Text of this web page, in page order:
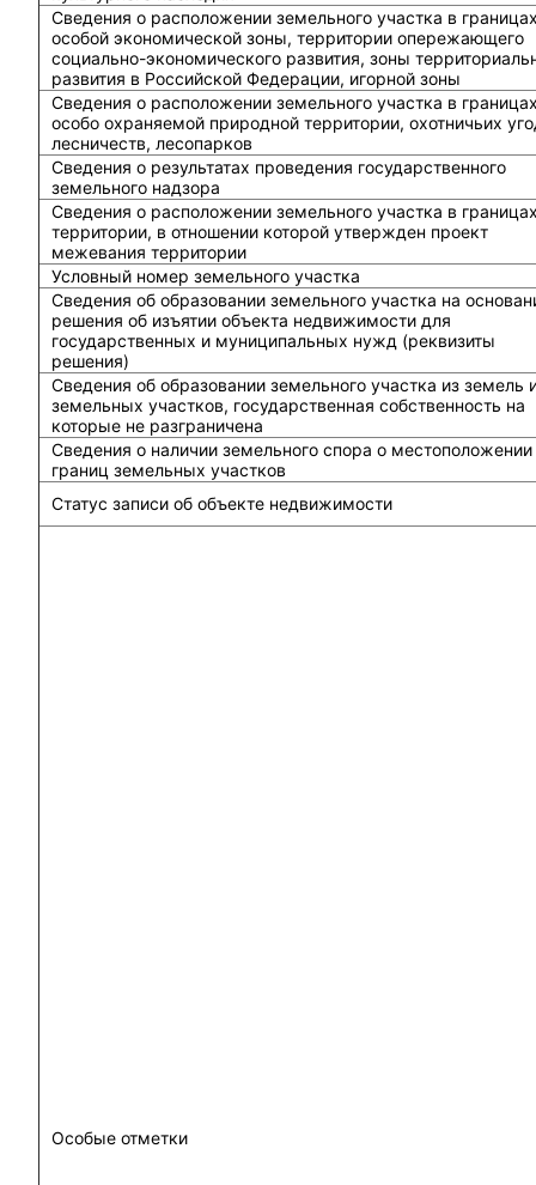
Сведения о расположении земельного участка в
особой экономической зоны, территории опережающего
социально-экономического развития, зоны
развития в Российской Федерации, игорной зоны
Сведения о расположении земельного участка в
особо охраняемой природной территории, охотничьих
лесничеств, лесопарков
Сведения о результатах проведения государственного
земельного надзора
Сведения о расположении земельного участка в
территории, в отношении которой утвержден проект
межевания территории
Условный номер земельного участка
Сведения об образовании земельного участка на
решения об изъятии объекта недвижимости для
государственных и муниципальных нужд (реквизиты
решения)
Сведения об образовании земельного участка из земель
земельных участков, государственная собственность на
которые не разграничена
Сведения о наличии земельного спора о местоположении
границ земельных участков
Статус записи об объекте недвижимости
Особые отметки